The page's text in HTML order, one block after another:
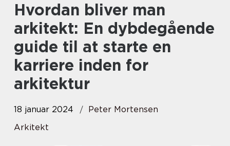
Hvordan bliver man
arkitekt: En dybdegående
guide til at starte en
karriere inden for
arkitektur
18 januar 2024
Peter Mortensen
Arkitekt